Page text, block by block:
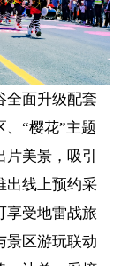
面升级配套
“樱花”主题
美景，吸引
出线上预约采
享受地雷战旅
景区游玩联动